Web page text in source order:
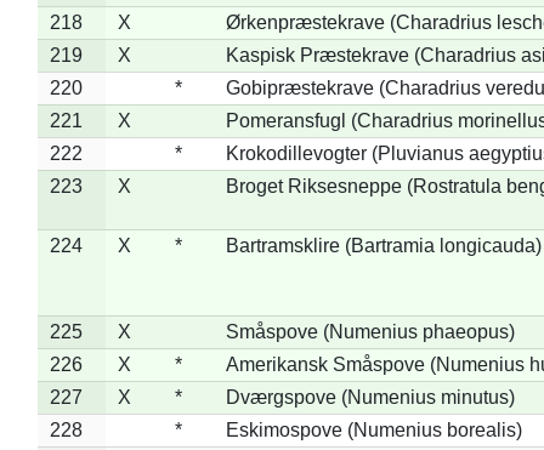
218 X
Ørkenpræstekrave (Charadrius
219
X
Kaspisk Præstekrave (Charadrius
220
*
Gobipræstekrave (Charadrius
221
X
Pomeransfugl (Charadrius
222
*
Krokodillevogter (Pluvianus
223
X Broget Riksesneppe (Rostratula
224 X * Bartramsklire (Bartramia longicauda)
225 X
Småspove (Numenius phaeopus)
226
X *
Amerikansk Småspove (Numenius
227
X *
Dværgspove (Numenius minutus)
228
*
Eskimospove (Numenius borealis)